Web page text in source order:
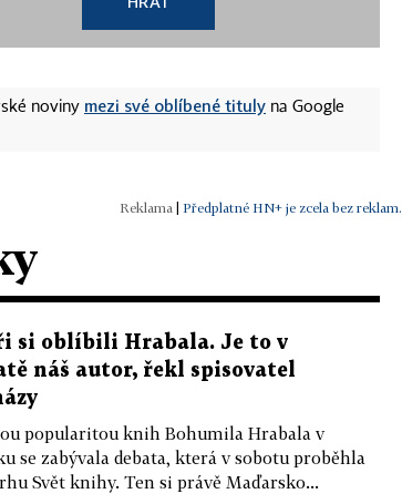
noviny mezi své oblíbené tituly na Google
| Předplatné HN+ je zcela bez reklam.
si oblíbili Hrabala. Je to v
náš autor, řekl spisovatel
popularitou knih Bohumila Hrabala v
se zabývala debata, která v sobotu proběhla
Svět knihy. Ten si právě Maďarsko...